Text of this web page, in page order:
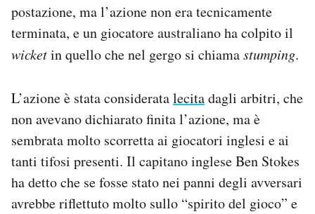
postazione, ma l’azione non era tecnicamente
terminata, e un giocatore australiano ha colpito il
wicketin quello che nel gergo si chiamastumping.
L’azione è stata consideratalecitadagli arbitri, che
non avevano dichiarato finita l’azione, ma è
sembrata molto scorretta ai giocatori inglesi e ai
tanti tifosi presenti. Il capitano inglese Ben Stokes
ha detto che se fosse stato nei panni degli avversari
avrebbe riflettuto molto sullo “spirito del gioco” e